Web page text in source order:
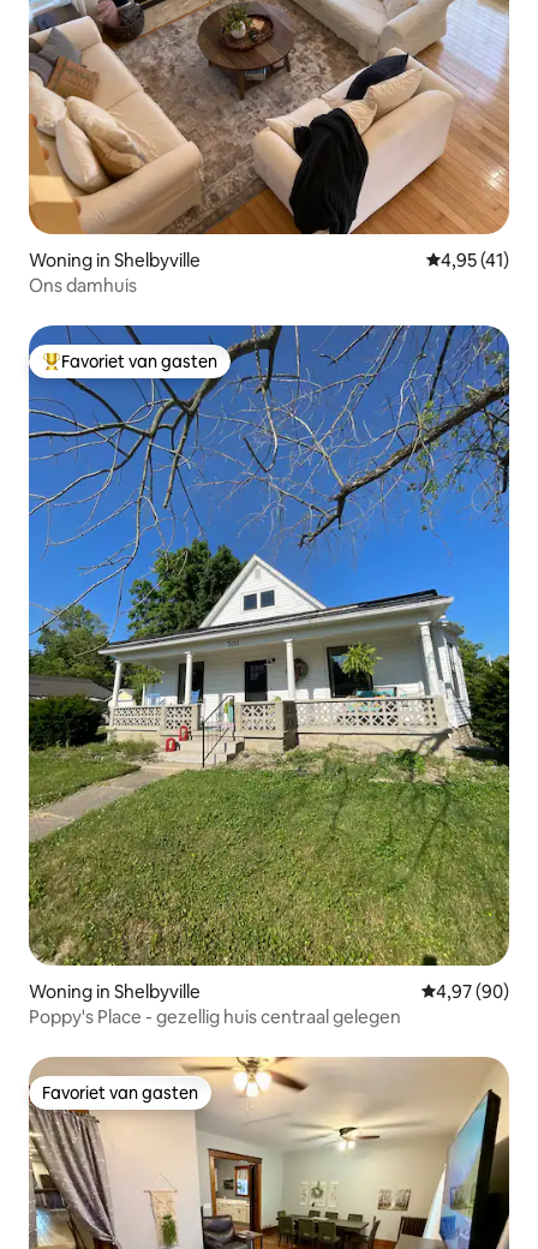
Woning in Shelbyville Gemiddelde
4,95 (41)
Ons damhuis
Topfavoriet van gasten
Favoriet van gasten
Woning in Shelbyville Gemiddelde
4,97 (90)
Poppy's Place - gezellig huis centraal gelegen
Favoriet van gasten
Favoriet van gasten